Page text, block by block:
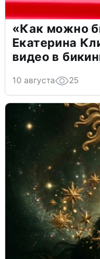
«Как можно
Екатерина
видео в
10 августа 25